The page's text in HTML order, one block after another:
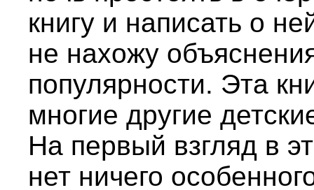
книгу и написать о
не нахожу
популярности. Эта
многие другие
На первый взгляд в
нет ничего